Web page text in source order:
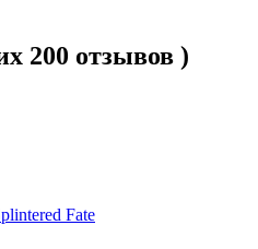
200 отзывов )
Fate